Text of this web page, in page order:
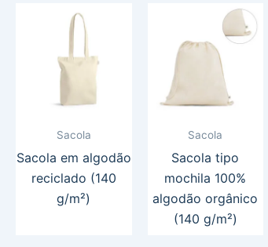
Sacola
Sacola em algodão
reciclado (140
g/m²)
Sacola
Sacola tipo
mochila 100%
algodão orgânico
(140 g/m²)